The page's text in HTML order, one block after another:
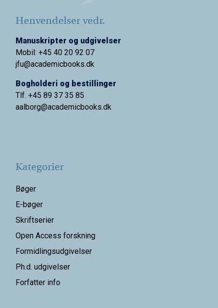
Henvendelser vedr.
Manuskripter og udgivelser
Mobil: +45 40 20 92 07
jfu@academicbooks.dk
Bogholderi og bestillinger
Tlf. +45 89 37 35 85
aalborg@academicbooks.dk
Kategorier
Bøger
E-bøger
Skriftserier
Open Access forskning
Formidlingsudgivelser
Ph.d. udgivelser
Forfatter info